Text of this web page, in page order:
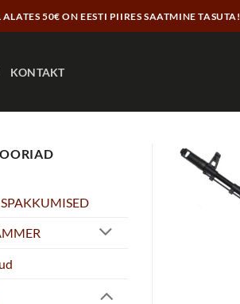
ALATES 50€ ON EESTI PIIRES SAATMINE TASUTA!
KONTAKT